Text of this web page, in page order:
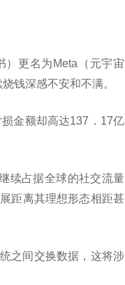
）更名为Meta（元宇宙
钱深感不安和不满。
金额却高达137．17亿
续占据全球的社交流量
距离其理想形态相距甚
之间交换数据，这将涉